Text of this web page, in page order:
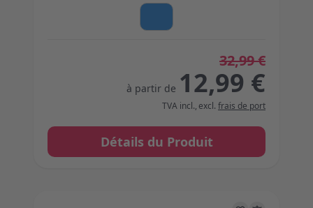
32,99 €
à partir de 12,99 €
TVA incl., excl. frais de port
Détails du Produit